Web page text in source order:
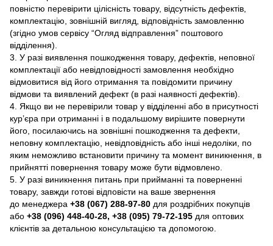
повністю перевірити цілісність товару, відсутність дефектів,
комплектацію, зовнішній вигляд, відповідність замовленню
(згідно умов сервісу “Огляд відправлення” поштового
відділення).
3. У разі виявлення пошкодження товару, дефектів, неповної
комплектації або невідповідності замовлення необхідно
відмовитися від його отримання та повідомити причину
відмови та виявлений дефект (в разі наявності дефектів).
4. Якщо ви не перевірили товар у відділенні або в присутності
кур’єра при отриманні і в подальшому вирішите повернути
його, посилаючись на зовнішні пошкодження та дефекти,
неповну комплектацію, невідповідність або інші недоліки, по
яким неможливо встановити причину та момент виникнення, в
прийнятті повернення товару може бути відмовлено.
5. У разі виникнення питань при прийманні та поверненні
товару, завжди готові відповісти на ваше звернення
до менеджера +38 (067) 288-97-80 для роздрібних покупців
або +38 (096) 448-40-28, +38 (095) 79-72-195 для оптових
клієнтів за детальною консультацією та допомогою.